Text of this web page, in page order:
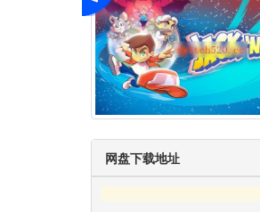
网盘下载地址